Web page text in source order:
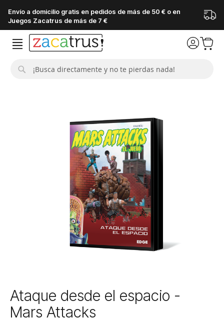
Envío a domicilio gratis en pedidos de más de 50 € o en
Juegos Zacatrus de más de 7 €
Saltar
al
comienzo
Ataque desde el espacio -
Mars Attacks